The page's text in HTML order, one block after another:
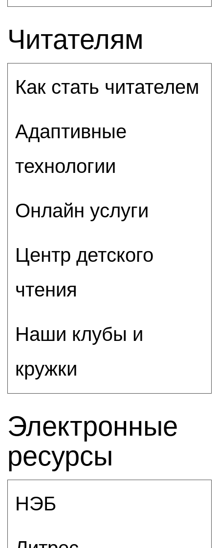
Читателям
Как стать читателем
Адаптивные
технологии
Онлайн услуги
Центр детского
чтения
Наши клубы и
кружки
Электронные
ресурсы
НЭБ